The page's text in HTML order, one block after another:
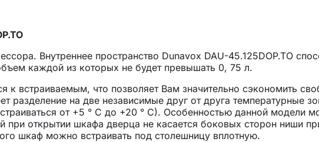
Внутреннее пространство Dunavox DAU-45.125DOP.TO
каждой из которых не будет превышать 0, 75 л.
к встраиваемым, что позволяет Вам значительно сэкономить
разделение на две независимые друг от друга температурные
от +5 ° C до +20 ° C). Особенностью данной модели
при открытии шкафа дверца не касается боковых сторон ниши
шкаф можно встраивать под столешницу вплотную.